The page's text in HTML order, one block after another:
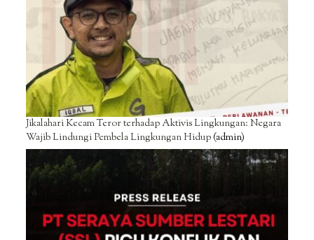
Jikalahari Kecam Teror terhadap Aktivis Lingkungan: Negara
Wajib Lindungi Pembela Lingkungan Hidup(admin)